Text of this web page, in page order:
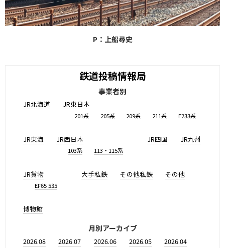
P：上船尋史
鉄道投稿情報局
事業者別
JR北海道 JR東日本
201系 205系 209系 211系 E233系
JR東海 JR西日本
103系 113・115系
JR四国 JR九州
JR貨物
EF65 535
大手私鉄 その他私鉄 その他
博物館
月別アーカイブ
2026.08 2026.07 2026.06 2026.05
2026.04